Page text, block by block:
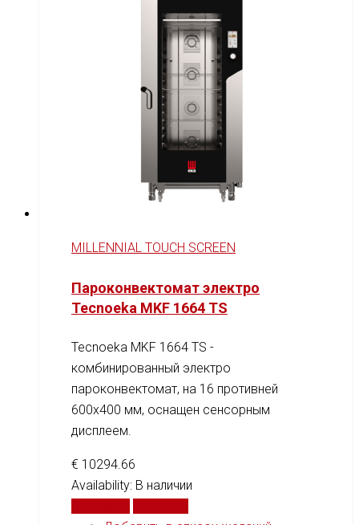
MILLENNIAL TOUCH SCREEN
Пароконвектомат электро
Tecnoeka MKF 1664 TS
Tecnoeka MKF 1664 TS -
комбинированный электро
пароконвектомат, на 16 противней
600x400 мм, оснащен сенсорным
дисплеем.
€ 10294.66
Availability: В наличии